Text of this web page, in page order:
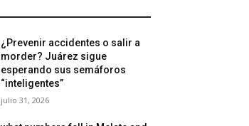
¿Prevenir accidentes o salir a
morder? Juárez sigue
esperando sus semáforos
“inteligentes”
julio 31, 2026